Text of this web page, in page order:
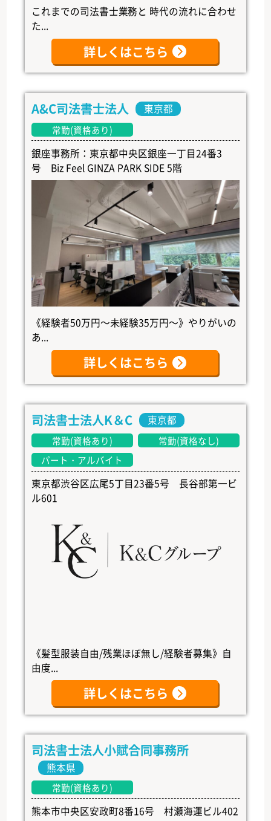
これまでの司法書士業務と 時代の流れに合わせ
た...
詳しくはこちら
A&C司法書士法人 東京都
常勤(資格あり)
銀座事務所：東京都中央区銀座一丁目24番3
号 Biz Feel GINZA PARK SIDE 5階
《経験者50万円～未経験35万円～》やりがいの
あ...
詳しくはこちら
司法書士法人K＆C 東京都
常勤(資格あり)
常勤(資格なし)
パート・アルバイト
東京都渋谷区広尾5丁目23番5号 長谷部第一ビ
ル601
《髪型服装自由/残業ほぼ無し/経験者募集》自
由度...
詳しくはこちら
司法書士法人小賦合同事務所
熊本県
常勤(資格あり)
熊本市中央区安政町8番16号 村瀬海運ビル402